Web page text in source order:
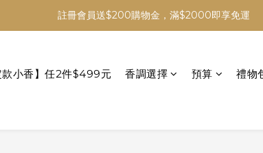
註冊會員送$200購物金，滿$2000即享免運
款小香】任2件$499元 香調選擇 預算 禮物